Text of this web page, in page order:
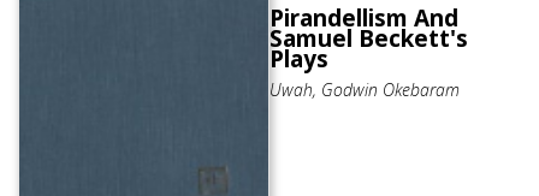
Pirandellism And
Samuel Beckett's
Plays
Uwah, Godwin Okebaram